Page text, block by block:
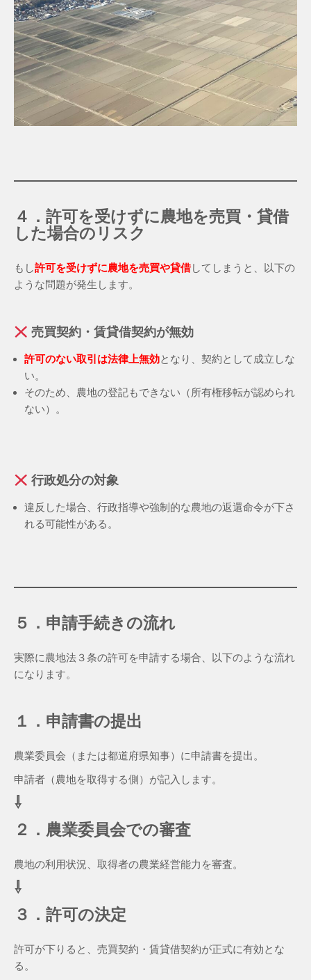
４．許可を受けずに農地を売買・貸借
した場合のリスク
もし許可を受けずに農地を売買や貸借してしまうと、以下の
ような問題が発生します。
売買契約・賃貸借契約が無効
許可のない取引は法律上無効となり、契約として成立しな
い。
そのため、農地の登記もできない（所有権移転が認められ
ない）。
行政処分の対象
違反した場合、行政指導や強制的な農地の返還命令が下さ
れる可能性がある。
５．申請手続きの流れ
実際に農地法３条の許可を申請する場合、以下のような流れ
になります。
１．申請書の提出
農業委員会（または都道府県知事）に申請書を提出。
申請者（農地を取得する側）が記入します。
⇩
２．農業委員会での審査
農地の利用状況、取得者の農業経営能力を審査。
⇩
３．許可の決定
許可が下りると、売買契約・賃貸借契約が正式に有効とな
る。